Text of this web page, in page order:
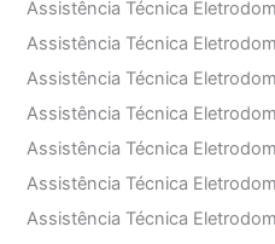
Assistência Técnica
Assistência Técnica
Assistência Técnica
Assistência Técnica
Assistência Técnica
Assistência Técnica
Assistência Técnica